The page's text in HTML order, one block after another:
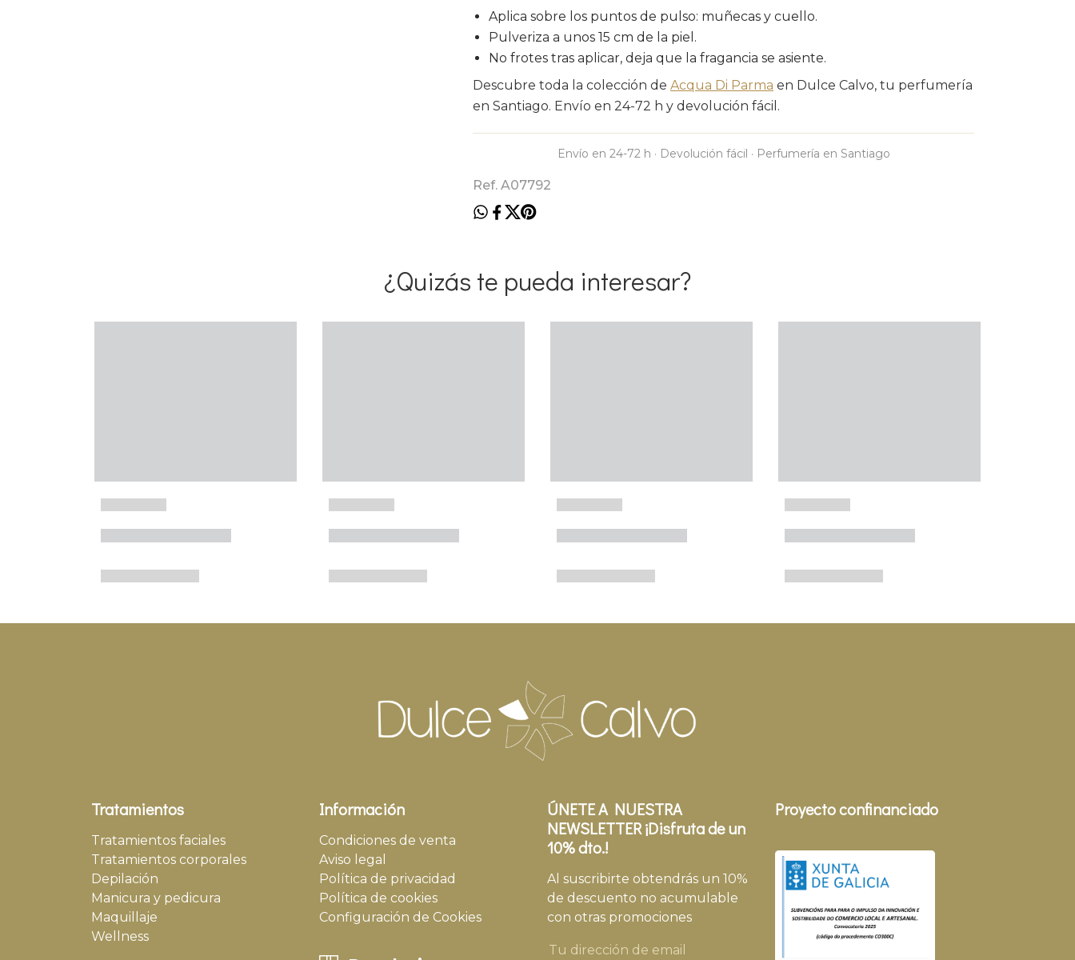
Aplica sobre los puntos de pulso: muñecas y cuello.
Pulveriza a unos 15 cm de la piel.
No frotes tras aplicar, deja que la fragancia se asiente.
Descubre toda la colección de Acqua Di Parma en Dulce Calvo, tu perfumería
en Santiago. Envío en 24-72 h y devolución fácil.
Envío en 24-72 h · Devolución fácil · Perfumería en Santiago
Ref. A07792
¿Quizás te pueda interesar?
Tratamientos
Tratamientos faciales
Tratamientos corporales
Depilación
Manicura y pedicura
Maquillaje
Wellness
Información
Condiciones de venta
Aviso legal
Política de privacidad
Política de cookies
Configuración de Cookies
ÚNETE A NUESTRA
NEWSLETTER ¡Disfruta de un
10% dto.!
Al suscribirte obtendrás un 10%
de descuento no acumulable
con otras promociones
Proyecto confinanciado